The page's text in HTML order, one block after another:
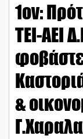
1ον:
ΤΕΙ-ΑΕΙ
&